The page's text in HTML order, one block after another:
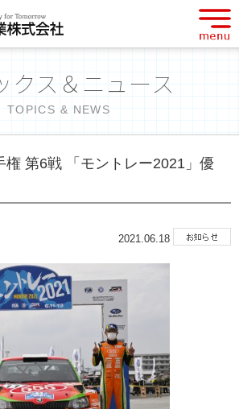
クス＆ニュース
TOPICS & NEWS
権 第6戦 「モントレー2021」優
2021.06.18